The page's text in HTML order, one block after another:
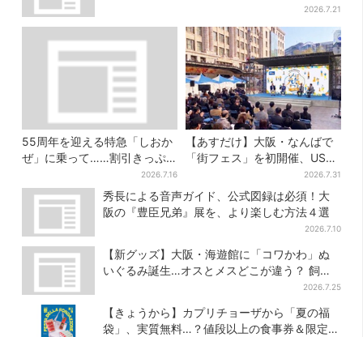
2026.7.21
55周年を迎える特急「しおか
ぜ」に乗って……割引きっぷ
で、松山・道後温泉と南予を
満喫【大阪から愛媛へおトク
旅】
2026.7.16
【あすだけ】大阪・なんばで
「街フェス」を初開催、USJ
ステージ＆豪華ゲストのトー
クショーも！参加無料で
2026.7.31
秀長による音声ガイド、公式図録は必須！大
阪の『豊臣兄弟』展を、より楽しむ方法４選
2026.7.10
【新グッズ】大阪・海遊館に「コワかわ」ぬ
いぐるみ誕生…オスとメスどこが違う？ 飼育
2026.7.25
【きょうから】カプリチョーザから「夏の福
袋」、実質無料…？値段以上の食事券＆限定ア